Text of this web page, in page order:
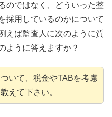
のではなく、どういった整
採用しているのかについて
えば監査人に次のように質
ように答えますか？
いて、税金やTABを考慮
えて下さい。